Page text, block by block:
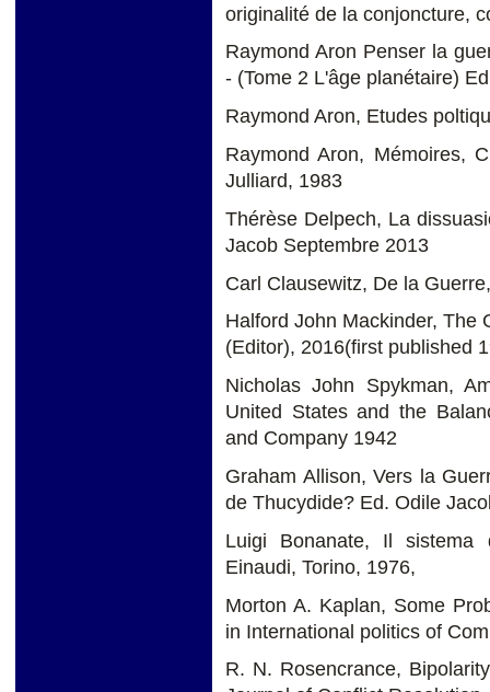
originalité de la conjoncture,
Raymond Aron Penser la
- (Tome 2 L'âge planétaire)
Raymond Aron, Etudes
Raymond Aron, Mémoires,
Julliard, 1983
Thérèse Delpech, La
Jacob Septembre 2013
Carl Clausewitz, De la
Halford John Mackinder, The
(Editor), 2016(first published
Nicholas John Spykman,
United States and the
and Company 1942
Graham Allison, Vers la
de Thucydide? Ed. Odile
Luigi Bonanate, Il sistema
Einaudi, Torino, 1976,
Morton A. Kaplan, Some
in International politics of
R. N. Rosencrance,